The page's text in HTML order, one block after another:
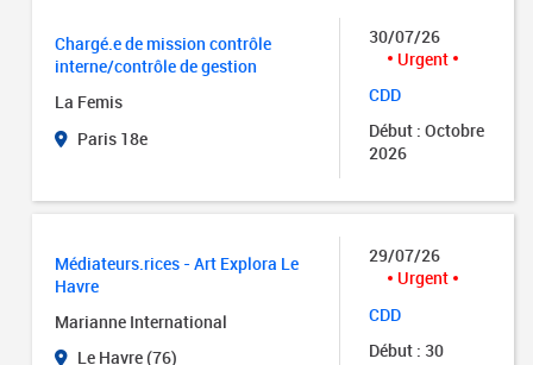
Chargé.e de mission contrôle
interne/contrôle de gestion
La Femis
Paris 18e
30/07/26
Urgent
CDD
Début : Octobre
2026
Médiateurs.rices - Art Explora Le
Havre
Marianne International
Le Havre (76)
29/07/26
Urgent
CDD
Début : 30